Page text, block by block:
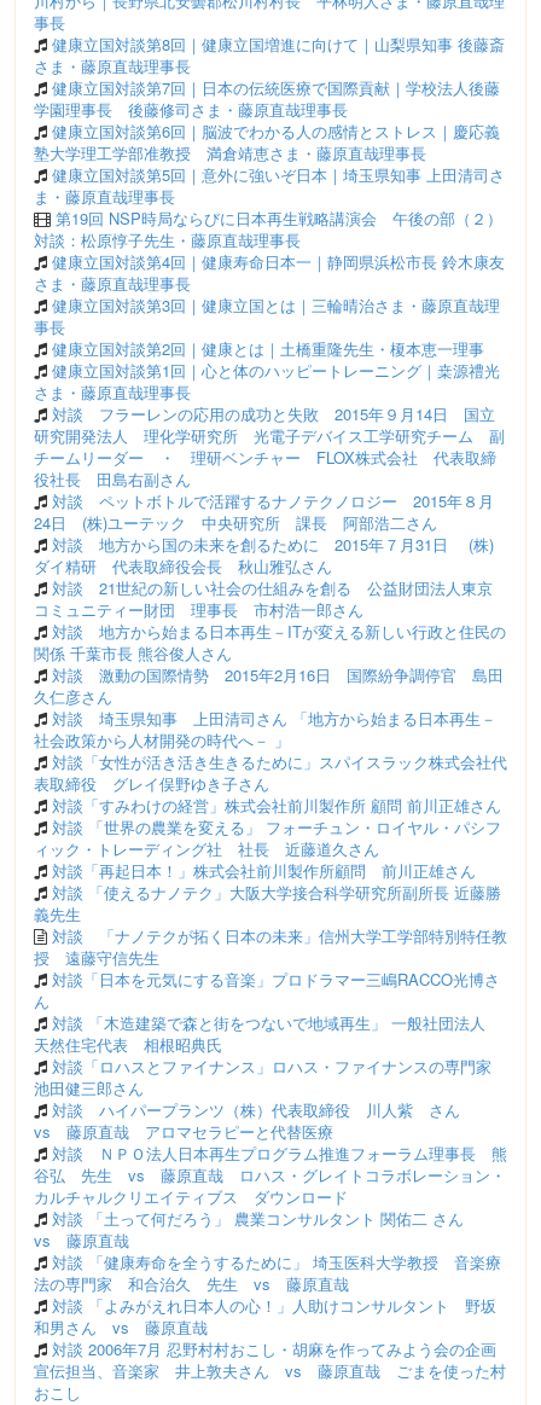
事長
健康立国対談第8回｜健康立国増進に向けて｜山梨県知事 後藤斎
さま・藤原直哉理事長
健康立国対談第7回｜日本の伝統医療で国際貢献｜学校法人後藤
学園理事長 後藤修司さま・藤原直哉理事長
健康立国対談第6回｜脳波でわかる人の感情とストレス｜慶応義
塾大学理工学部准教授 満倉靖恵さま・藤原直哉理事長
健康立国対談第5回｜意外に強いぞ日本｜埼玉県知事 上田清司さ
ま・藤原直哉理事長
第19回 NSP時局ならびに日本再生戦略講演会 午後の部（２）
対談：松原惇子先生・藤原直哉理事長
健康立国対談第4回｜健康寿命日本一｜静岡県浜松市長 鈴木康友
さま・藤原直哉理事長
健康立国対談第3回｜健康立国とは｜三輪晴治さま・藤原直哉理
事長
健康立国対談第2回｜健康とは｜土橋重隆先生・榎本恵一理事
健康立国対談第1回｜心と体のハッピートレーニング｜桒源禮光
さま・藤原直哉理事長
対談 フラーレンの応用の成功と失敗 2015年９月14日 国立
研究開発法人 理化学研究所 光電子デバイス工学研究チーム 副
チームリーダー ・ 理研ベンチャー FLOX株式会社 代表取締
役社長 田島右副さん
対談 ペットボトルで活躍するナノテクノロジー 2015年８月
24日 (株)ユーテック 中央研究所 課長 阿部浩二さん
対談 地方から国の未来を創るために 2015年７月31日 (株)
ダイ精研 代表取締役会長 秋山雅弘さん
対談 21世紀の新しい社会の仕組みを創る 公益財団法人東京
コミュニティー財団 理事長 市村浩一郎さん
対談 地方から始まる日本再生－ITが変える新しい行政と住民の
関係 千葉市長 熊谷俊人さん
対談 激動の国際情勢 2015年2月16日 国際紛争調停官 島田
久仁彦さん
対談 埼玉県知事 上田清司さん 「地方から始まる日本再生－
社会政策から人材開発の時代へ－ 」
対談「女性が活き活き生きるために」スパイスラック株式会社代
表取締役 グレイ俣野ゆき子さん
対談「すみわけの経営」株式会社前川製作所 顧問 前川正雄さん
対談 「世界の農業を変える」 フォーチュン・ロイヤル・パシフ
ィック・トレーディング社 社長 近藤道久さん
対談「再起日本！」株式会社前川製作所顧問 前川正雄さん
対談 「使えるナノテク」大阪大学接合科学研究所副所長 近藤勝
義先生
対談 「ナノテクが拓く日本の未来」信州大学工学部特別特任教
授 遠藤守信先生
対談「日本を元気にする音楽」プロドラマー三嶋RACCO光博さ
ん
対談 「木造建築で森と街をつないで地域再生」 一般社団法人
天然住宅代表 相根昭典氏
対談「ロハスとファイナンス」ロハス・ファイナンスの専門家
池田健三郎さん
対談 ハイパープランツ（株）代表取締役 川人紫 さん
vs 藤原直哉 アロマセラピーと代替医療
対談 ＮＰＯ法人日本再生プログラム推進フォーラム理事長 熊
谷弘 先生 vs 藤原直哉 ロハス・グレイトコラボレーション・
カルチャルクリエイティブス ダウンロード
対談 「土って何だろう」 農業コンサルタント 関佑二 さん
vs 藤原直哉
対談 「健康寿命を全うするために」 埼玉医科大学教授 音楽療
法の専門家 和合治久 先生 vs 藤原直哉
対談 「よみがえれ日本人の心！」人助けコンサルタント 野坂
和男さん vs 藤原直哉
対談 2006年7月 忍野村村おこし・胡麻を作ってみよう会の企画
宣伝担当、音楽家 井上敦夫さん vs 藤原直哉 ごまを使った村
おこし